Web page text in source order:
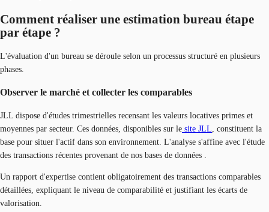
Comment réaliser une estimation bureau étape
par étape ?
L'évaluation d'un bureau se déroule selon un processus structuré en plusieurs
phases.
Observer le marché et collecter les comparables
JLL dispose d'études trimestrielles recensant les valeurs locatives primes et
moyennes par secteur. Ces données, disponibles sur le site JLL , constituent la
base pour situer l'actif dans son environnement. L'analyse s'affine avec l'étude
des transactions récentes provenant de nos bases de données .
Un rapport d'expertise contient obligatoirement des transactions comparables
détaillées, expliquant le niveau de comparabilité et justifiant les écarts de
valorisation.